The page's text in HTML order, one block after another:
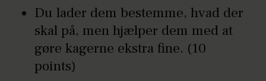
Du lader dem bestemme, hvad der
skal på, men hjælper dem med at
gøre kagerne ekstra fine. (10
points)